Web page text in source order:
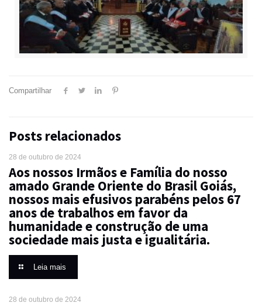
Compartilhar
Posts relacionados
28 de outubro de 2024
Aos nossos Irmãos e Família do nosso
amado Grande Oriente do Brasil Goiás,
nossos mais efusivos parabéns pelos 67
anos de trabalhos em favor da
humanidade e construção de uma
sociedade mais justa e igualitária.
Leia mais
28 de outubro de 2024